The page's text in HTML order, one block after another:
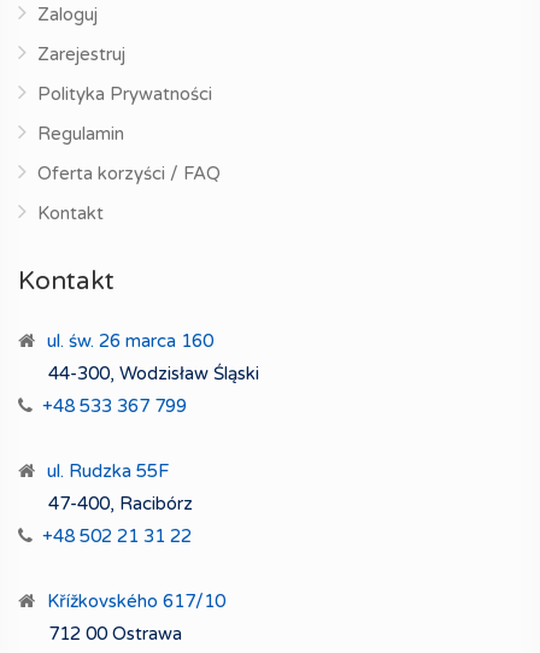
Zaloguj
Zarejestruj
Polityka Prywatności
Regulamin
Oferta korzyści / FAQ
Kontakt
Kontakt
ul. św. 26 marca 160
44-300, Wodzisław Śląski
+48 533 367 799
ul. Rudzka 55F
47-400, Racibórz
+48 502 21 31 22
Křížkovského 617/10
712 00 Ostrawa